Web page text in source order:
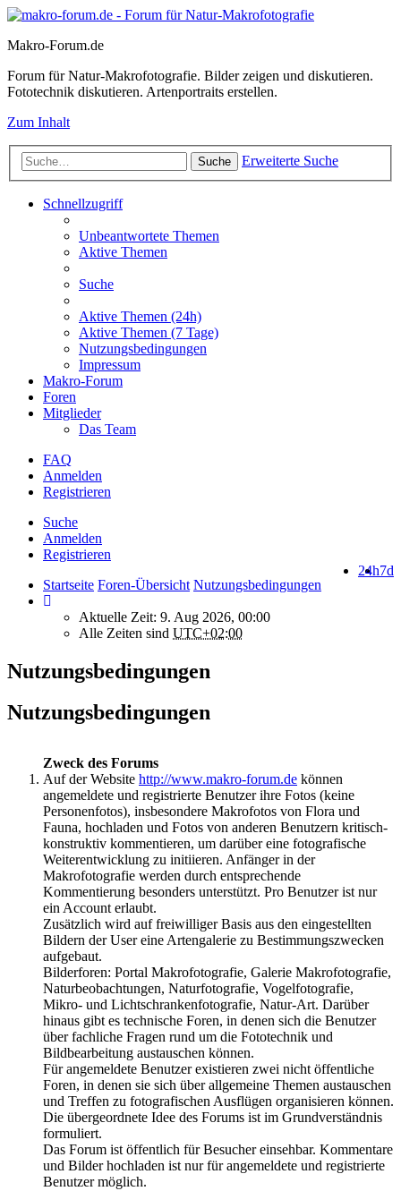
Makro-Forum.de
Forum für Natur-Makrofotografie. Bilder zeigen und diskutieren.
Fototechnik diskutieren. Artenportraits erstellen.
Zum Inhalt
Suche Erweiterte Suche
Schnellzugriff
Unbeantwortete Themen
Aktive Themen
Suche
Aktive Themen (24h)
Aktive Themen (7 Tage)
Nutzungsbedingungen
Impressum
Makro-Forum
Foren
Mitglieder
Das Team
FAQ
Anmelden
Registrieren
Suche
Anmelden
Registrieren
7d
24h
Startseite Foren-Übersicht Nutzungsbedingungen
Aktuelle Zeit: 9. Aug 2026, 00:00
Alle Zeiten sind UTC+02:00
Nutzungsbedingungen
Nutzungsbedingungen
Zweck des Forums
Auf der Website http://www.makro-forum.de können
angemeldete und registrierte Benutzer ihre Fotos (keine
Personenfotos), insbesondere Makrofotos von Flora und
Fauna, hochladen und Fotos von anderen Benutzern kritisch-
konstruktiv kommentieren, um darüber eine fotografische
Weiterentwicklung zu initiieren. Anfänger in der
Makrofotografie werden durch entsprechende
Kommentierung besonders unterstützt. Pro Benutzer ist nur
ein Account erlaubt.
Zusätzlich wird auf freiwilliger Basis aus den eingestellten
Bildern der User eine Artengalerie zu Bestimmungszwecken
aufgebaut.
Bilderforen: Portal Makrofotografie, Galerie Makrofotografie,
Naturbeobachtungen, Naturfotografie, Vogelfotografie,
Mikro- und Lichtschrankenfotografie, Natur-Art. Darüber
hinaus gibt es technische Foren, in denen sich die Benutzer
über fachliche Fragen rund um die Fototechnik und
Bildbearbeitung austauschen können.
Für angemeldete Benutzer existieren zwei nicht öffentliche
Foren, in denen sie sich über allgemeine Themen austauschen
und Treffen zu fotografischen Ausflügen organisieren können.
Die übergeordnete Idee des Forums ist im Grundverständnis
formuliert.
Das Forum ist öffentlich für Besucher einsehbar. Kommentare
und Bilder hochladen ist nur für angemeldete und registrierte
Benutzer möglich.